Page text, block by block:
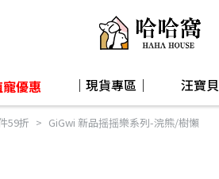
寵優惠 ｜現貨專區｜ 汪寶貝
59折 GiGwi 新品摇摇樂系列-浣熊/樹懶